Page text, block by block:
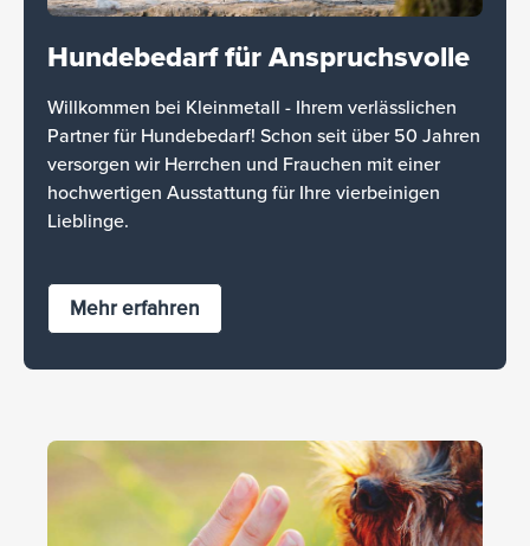
Hundebedarf für Anspruchsvolle
Willkommen bei Kleinmetall - Ihrem verlässlichen
Partner für Hundebedarf! Schon seit über 50 Jahren
versorgen wir Herrchen und Frauchen mit einer
hochwertigen Ausstattung für Ihre vierbeinigen
Lieblinge.
Mehr erfahren